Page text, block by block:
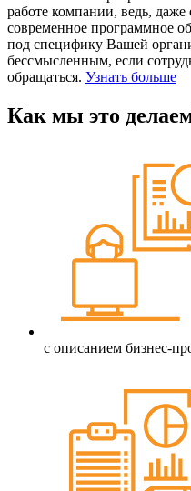
работе компании, ведь,
современное программное
под специфику Вашей
бессмысленным, если
обращаться. Узнать больше
Как мы это
с описанием бизнес-